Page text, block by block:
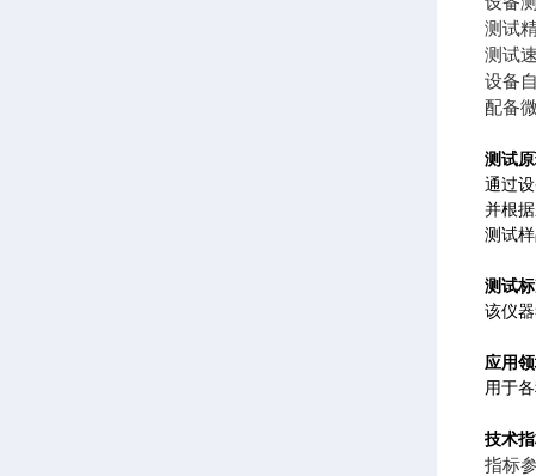
测试
测试
设备
配备
测试
通过
并根
测试
测试
该仪
应用
用于
技术
指标